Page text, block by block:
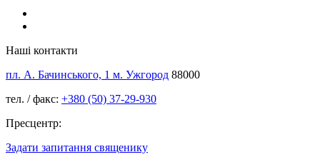
Наші контакти
пл. А. Бачинського, 1 м. Ужгород 88000
тел. / факс: +380 (50) 37-29-930
Пресцентр:
Задати запитання священику